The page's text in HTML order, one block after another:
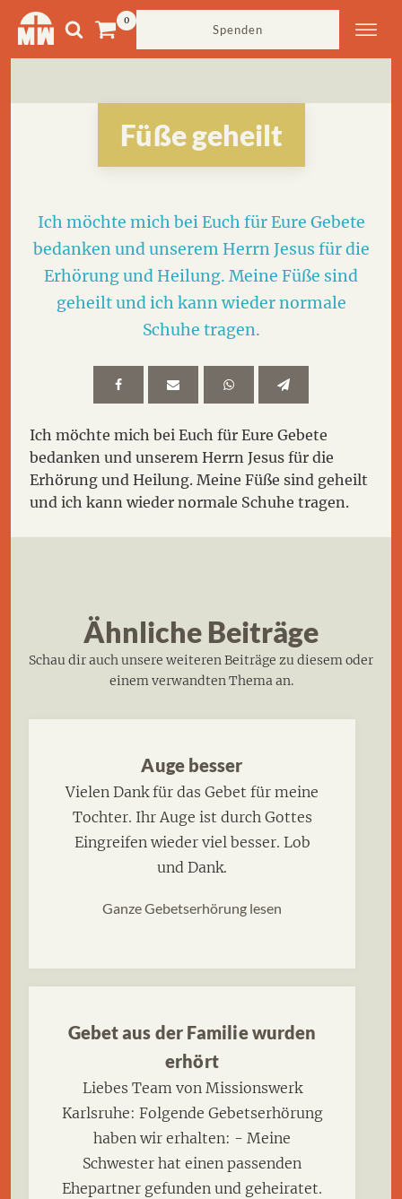
Spenden
Füße geheilt
Ich möchte mich bei Euch für Eure Gebete
bedanken und unserem Herrn Jesus für die
Erhörung und Heilung. Meine Füße sind
geheilt und ich kann wieder normale
Schuhe tragen.
Ich möchte mich bei Euch für Eure Gebete
bedanken und unserem Herrn Jesus für die
Erhörung und Heilung. Meine Füße sind geheilt
und ich kann wieder normale Schuhe tragen.
Ähnliche Beiträge
Schau dir auch unsere weiteren Beiträge zu diesem oder
einem verwandten Thema an.
Auge besser
Vielen Dank für das Gebet für meine
Tochter. Ihr Auge ist durch Gottes
Eingreifen wieder viel besser. Lob
und Dank.
Ganze Gebetserhörung lesen
Gebet aus der Familie wurden
erhört
Liebes Team von Missionswerk
Karlsruhe: Folgende Gebetserhörung
haben wir erhalten: - Meine
Schwester hat einen passenden
Ehepartner gefunden und geheiratet.